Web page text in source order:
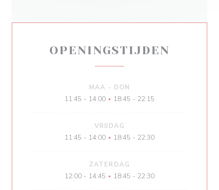
OPENINGSTIJDEN
MAA - DON
11:45 - 14:00 • 18:45 - 22:15
VRIJDAG
11:45 - 14:00 • 18:45 - 22:30
ZATERDAG
12:00 - 14:45 • 18:45 - 22:30